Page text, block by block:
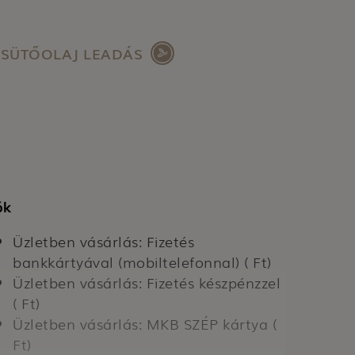
SÜTŐOLAJ LEADÁS
Üzletben vásárlás: Fizetés
bankkártyával (mobiltelefonnal) ( Ft)
Üzletben vásárlás: Fizetés készpénzzel
( Ft)
Üzletben vásárlás: MKB SZÉP kártya (
Ft)